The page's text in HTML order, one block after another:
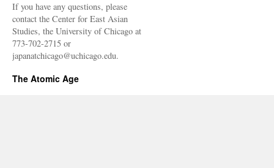
If you have any questions, please
contact the Center for East Asian
Studies, the University of Chicago at
773-702-2715 or
japanatchicago@uchicago.edu.
The Atomic Age